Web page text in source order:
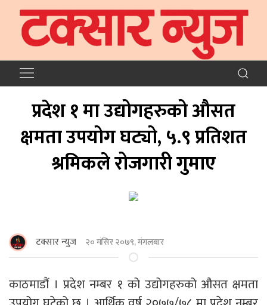
प्रदेश १ मा उद्योगहरुको औसत
क्षमता उपयोग घट्यो, ५.९ प्रतिशत
श्रमिकले रोजगारी गुमाए
टक्सार न्युज २० मंसिर २०७९, मंगलबार
काठमाडौं । प्रदेश नम्बर १ को उद्योगहरुको औसत क्षमता